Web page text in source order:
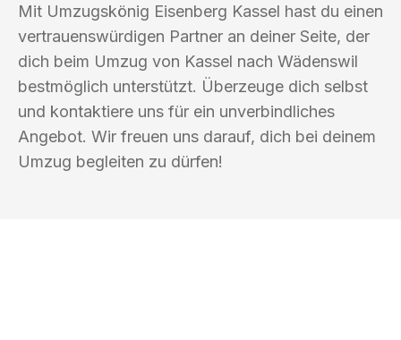
Mit Umzugskönig Eisenberg Kassel hast du einen
vertrauenswürdigen Partner an deiner Seite, der
dich beim Umzug von Kassel nach Wädenswil
bestmöglich unterstützt. Überzeuge dich selbst
und kontaktiere uns für ein unverbindliches
Angebot. Wir freuen uns darauf, dich bei deinem
Umzug begleiten zu dürfen!